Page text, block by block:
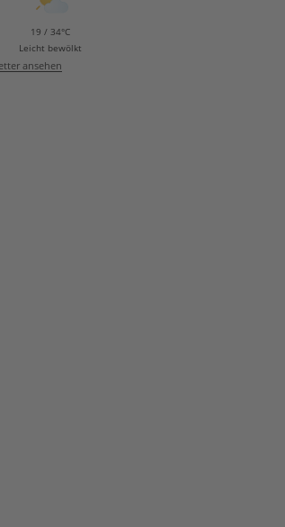
19 / 34°C
Leicht bewölkt
ansehen